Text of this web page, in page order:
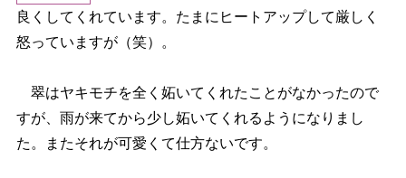
良くしてくれています。たまにヒートアップして厳しく
怒っていますが（笑）。
翠はヤキモチを全く妬いてくれたことがなかったので
すが、雨が来てから少し妬いてくれるようになりまし
た。またそれが可愛くて仕方ないです。